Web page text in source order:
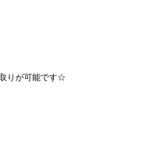
りが可能です☆